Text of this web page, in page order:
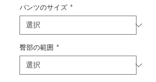
パンツのサイズ *
臀部の範囲 *